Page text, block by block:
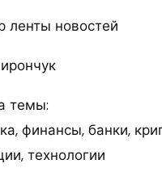
ленты новостей
темы:
финансы, банки,
технологии